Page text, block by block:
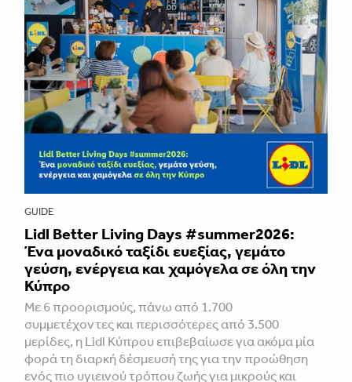
GUIDE
Lidl Better Living Days #summer2026:
Ένα μοναδικό ταξίδι ευεξίας, γεμάτο
γεύση, ενέργεια και χαμόγελα σε όλη την
Κύπρο
Με 6 προορισμούς, πάνω από 1.700
συμμετέχοντες και περισσότερες από 3.500
μερίδες, η Lidl Κύπρου επιβεβαίωσε για ακόμα μία
φορά τη διαρκή δέσμευσή της για την προώθηση
ενός πιο υγιεινού τρόπου ζωής για μικρούς και